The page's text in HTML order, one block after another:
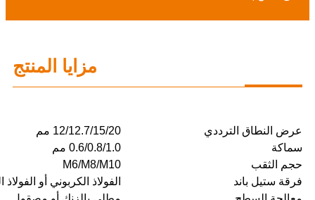
مزايا المنتج
عرض النطاق الترددي
12/12.7/15/20 مم
سماكة
0.6/0.8/1.0 مم
حجم الثقب
M6/M8/M10
فرقة ستيل باند
الفولاذ الكربوني أو